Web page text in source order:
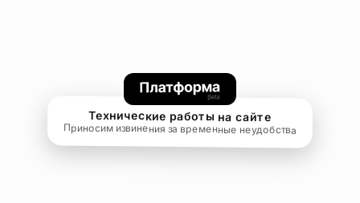
Технические работы на сайте
Приносим извинения за временные неудобства